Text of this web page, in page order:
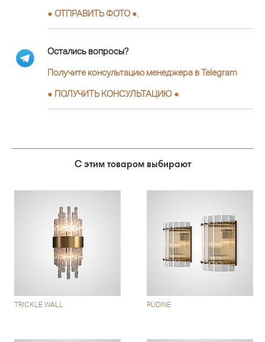
● ОТПРАВИТЬ ФОТО ●
Остались вопросы?
Получите консультацию менеджера в Telegram
● ПОЛУЧИТЬ КОНСУЛЬТАЦИЮ ●
С этим товаром выбирают
TRICKLE WALL RUDINE